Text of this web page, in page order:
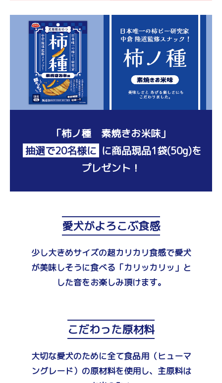
「柿ノ種 素焼きお米味」
抽選で20名様に に商品現品1袋(50g)を
プレゼント！
愛犬がよろこぶ食感
少し大きめサイズの超カリカリ食感で愛犬
が美味しそうに食べる「カリッカリッ」と
した音をお楽しみ頂けます。
こだわった原材料
大切な愛犬のために全て食品用（ヒューマ
ングレード）の原材料を使用し、主原料は